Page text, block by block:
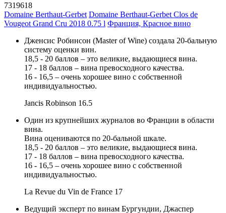
7319618
Domaine Berthaut-Gerbet Domaine Berthaut-Gerbet Clos de
Vougeot Grand Cru 2018 0.75 l Франция, Красное вино
Дженсис Робинсон (Master of Wine) создала 20-бальную
систему оценки вин.
18,5 - 20 баллов – это великие, выдающиеся вина.
17 - 18 баллов – вина превосходного качества.
16 - 16,5 – очень хорошее вино с собственной
индивидуальностью.
Jancis Robinson 16.5
Один из крупнейших журналов во Франции в области
вина.
Вина оцениваются по 20-бальной шкале.
18,5 - 20 баллов – это великие, выдающиеся вина.
17 - 18 баллов – вина превосходного качества.
16 - 16,5 – очень хорошее вино с собственной
индивидуальностью.
La Revue du Vin de France 17
Ведущий эксперт по винам Бургундии, Джаспер